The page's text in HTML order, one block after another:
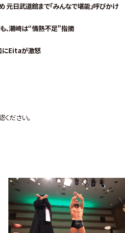
元日武道館まで「みんなで堪能」呼びかけ
、潮崎は“情熱不足"指摘
にEitaが激怒
ださい。